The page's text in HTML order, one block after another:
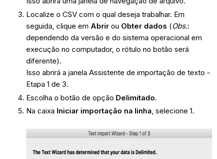
Localize o CSV com o qual deseja trabalhar. Em
seguida, clique em Abrirou Obter dados (Obs.:
dependendo da versão e do sistema operacional em
execução no computador, o rótulo no botão será
diferente).
Isso abrirá a janela Assistente de importação de texto -
Etapa 1 de 3.
Escolha o botão de opção Delimitado.
Na caixa Iniciar importação na linha, selecione 1.